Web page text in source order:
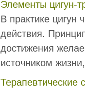
Элементы цигун-
В практике цигун
действия.
достижения
источником
Терапевтические